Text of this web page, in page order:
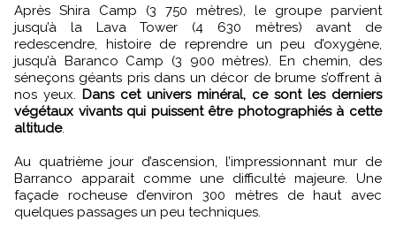
Après Shira Camp (3 750 mètres), le groupe parvient
jusqu’à la Lava Tower (4 630 mètres) avant de
redescendre, histoire de reprendre un peu d’oxygène,
jusqu’à Baranco Camp (3 900 mètres). En chemin, des
séneçons géants pris dans un décor de brume s’offrent à
nos yeux. Dans cet univers minéral, ce sont les derniers
végétaux vivants qui puissent être photographiés à cette
altitude.
Au quatrième jour d’ascension, l’impressionnant mur de
Barranco apparait comme une difficulté majeure. Une
façade rocheuse d’environ 300 mètres de haut avec
quelques passages un peu techniques.